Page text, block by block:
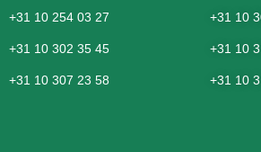
+31 10 254 03 27
+31 10 302 35 45
+31 10 307 23 58
+31 10
+31 10
+31 10